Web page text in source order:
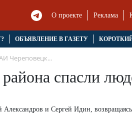
О проекте Реклама
ОБЪЯВЛЕНИЕ В ГАЗЕТУ
Череповецк...
спасли
и Сергей Идин, возвращаясь